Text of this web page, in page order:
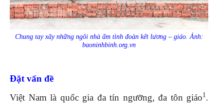
Chung tay xây những ngôi nhà ấm tình đoàn kết lương – giáo. Ảnh:
baoninhbinh.org.vn
Đặt vấn đề
Việt Nam là quốc gia đa tín ngưỡng, đa tôn giáo1.